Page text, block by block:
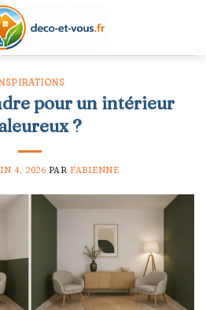
pour un intérieur
?
4, 2026 PARFABIENNE